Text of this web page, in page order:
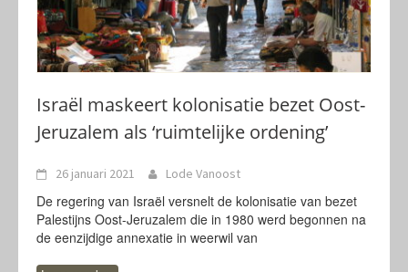
Israël maskeert kolonisatie bezet Oost-
Jeruzalem als ‘ruimtelijke ordening’
26 januari 2021 Lode Vanoost
De regering van Israël versnelt de kolonisatie van bezet
Palestijns Oost-Jeruzalem die in 1980 werd begonnen na
de eenzijdige annexatie in weerwil van